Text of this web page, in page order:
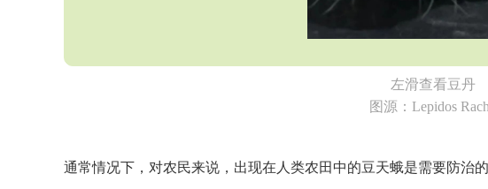
左滑查看豆丹
图源：Lepidos
通常情况下，对农民来说，出现在人类农田中的豆天蛾是需要防治